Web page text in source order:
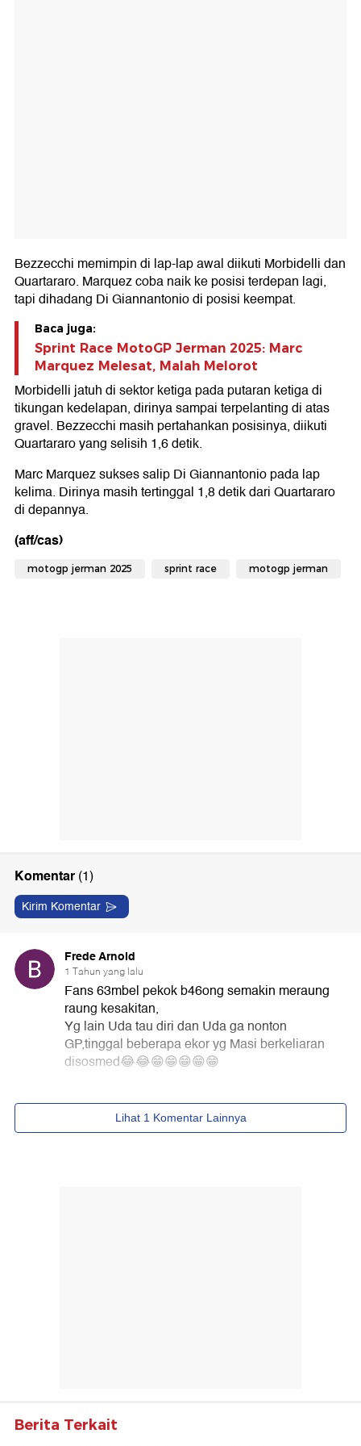
Bezzecchi memimpin di lap-lap awal diikuti Morbidelli dan
Quartararo. Marquez coba naik ke posisi terdepan lagi,
tapi dihadang Di Giannantonio di posisi keempat.
Baca juga:
Sprint Race MotoGP Jerman 2025: Marc
Marquez Melesat, Malah Melorot
Morbidelli jatuh di sektor ketiga pada putaran ketiga di
tikungan kedelapan, dirinya sampai terpelanting di atas
gravel. Bezzecchi masih pertahankan posisinya, diikuti
Quartararo yang selisih 1,6 detik.
Marc Marquez sukses salip Di Giannantonio pada lap
kelima. Dirinya masih tertinggal 1,8 detik dari Quartararo
di depannya.
(aff/cas)
motogp jerman 2025 sprint race motogp jerman
Berita Terkait